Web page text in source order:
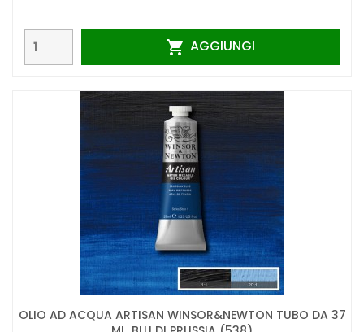
 AGGIUNGI
OLIO AD ACQUA ARTISAN WINSOR&NEWTON TUBO DA 37